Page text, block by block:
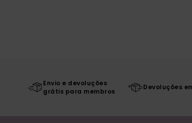
Envio e devoluções
grátis para membros
Devoluções